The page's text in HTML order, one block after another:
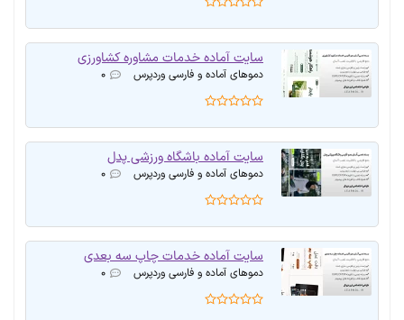
سایت آماده خدمات مشاوره کشاورزی
دموهای آماده و فارسی وردپرس ۰
سایت آماده باشگاه ورزشی پدل
دموهای آماده و فارسی وردپرس ۰
سایت آماده خدمات چاپ سه بعدی
دموهای آماده و فارسی وردپرس ۰